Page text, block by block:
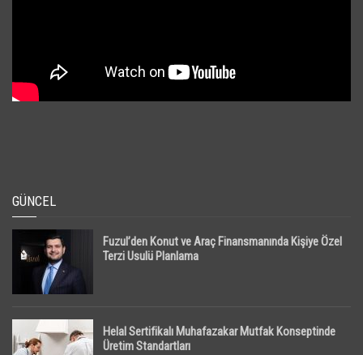
GÜNCEL
Fuzul’den Konut ve Araç Finansmanında Kişiye Özel
Terzi Usulü Planlama
Helal Sertifikalı Muhafazakar Mutfak Konseptinde
Üretim Standartları